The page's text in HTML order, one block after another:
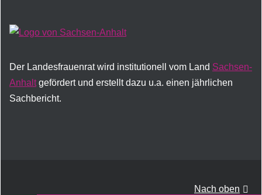
Der Landesfrauenrat wird institutionell vom Land Sachsen-
Anhaltgefördert und erstellt dazu u.a. einen jährlichen
Sachbericht.
Nach oben